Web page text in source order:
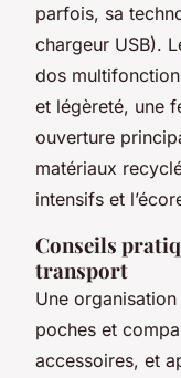
parfois, sa
chargeur USB).
dos
et légèreté, une
ouverture
matériaux
intensifs et
Conseils
transport
Une
poches et
accessoires, et